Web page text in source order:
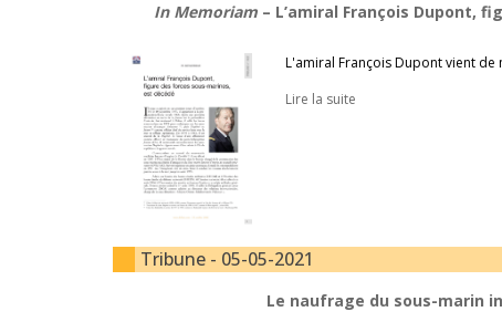
In Memoriam– L’amiral François Dupont,
L'amiral François Dupont vient
Lire la suite
Tribune - 05-05-2021
Le naufrage du sous-marin